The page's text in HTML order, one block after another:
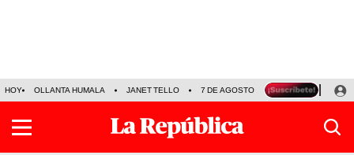
HOY OLLANTA HUMALA JANET TELLO 7 DE AGOSTO TINKA RESULTADOS